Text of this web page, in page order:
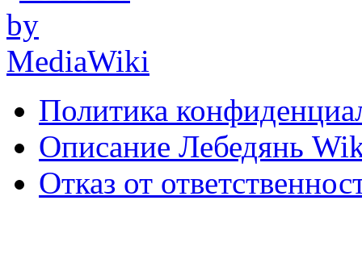
Политика
Описание Лебедянь
Отказ от